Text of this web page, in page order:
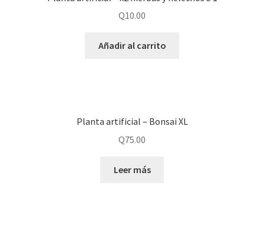
Q10.00
Añadir al carrito
Planta artificial – Bonsai XL
Q75.00
Leer más